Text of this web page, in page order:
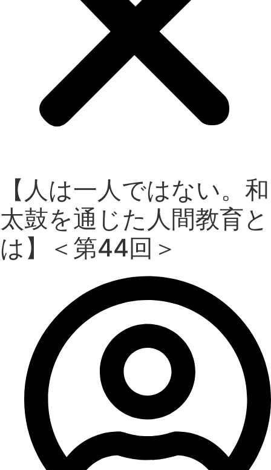
【人は一人ではない。和
太鼓を通じた人間教育と
は】＜第44回＞